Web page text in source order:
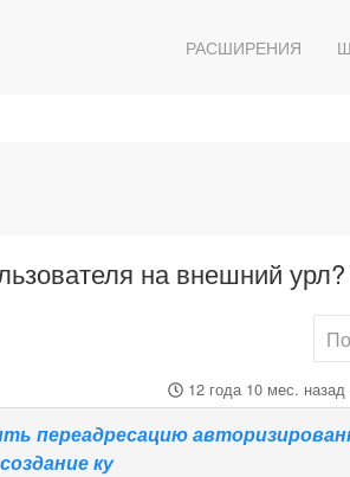
РАСШИРЕНИЯ
на внешний
12 года 10 мес. назад
переадресацию
ку